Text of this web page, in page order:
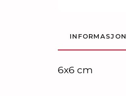
INFORMASJON
6x6 cm